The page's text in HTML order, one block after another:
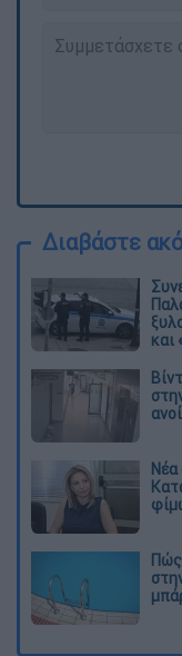
Διαβάστε
και
Νέα
Πώς